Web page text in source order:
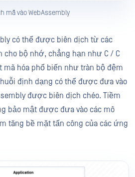
mã vào WebAssembly
có thể được biên dịch từ các
cho bộ nhớ, chẳng hạn như C / C
mã hóa phổ biến như tràn bộ đệm
định dạng có thể được đưa vào
được biên dịch chéo. Tiềm
bảo mật được đưa vào các mô
tăng bề mặt tấn công của các ứng